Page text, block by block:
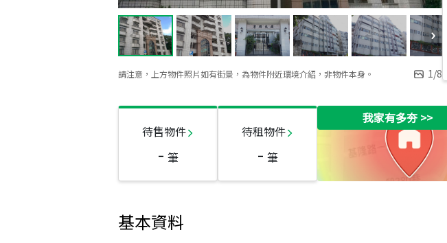
請注意，上方物件照片如有街景，為物件附近環境介紹，非物件本身。 1/8
待售物件
- 筆
待租物件
- 筆
我家有多夯>>
基本資料